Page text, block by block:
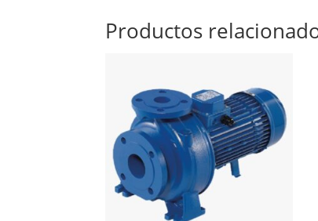
Productos